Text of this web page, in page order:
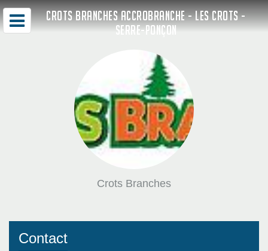
CROTS BRANCHES ACCROBRANCHE - LES CROTS -
SERRE-PONÇON
Crots Branches
Contact